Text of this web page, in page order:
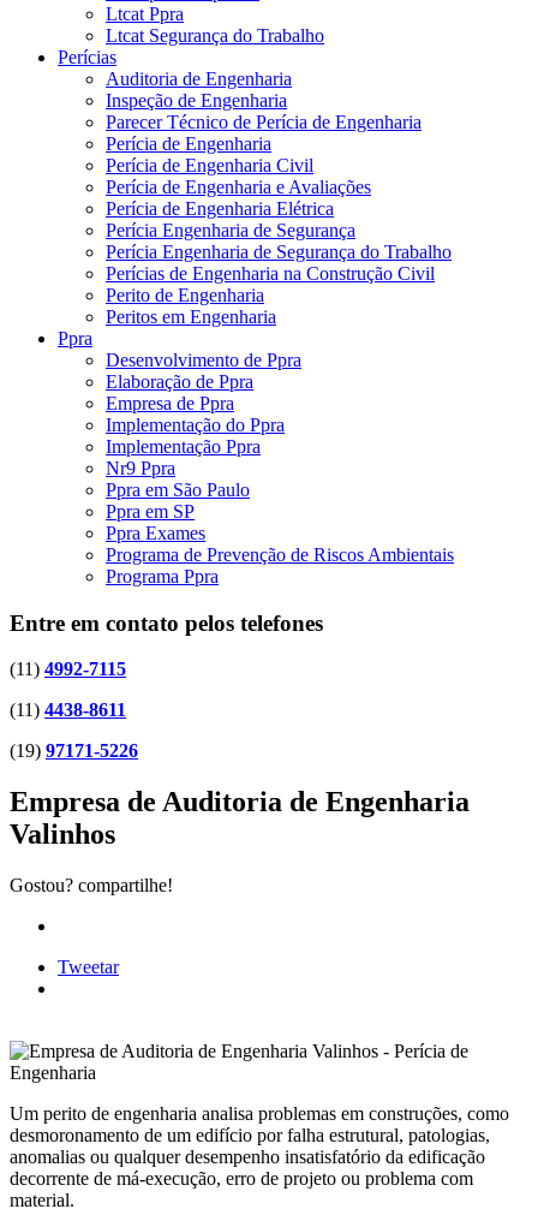
Ltcat Ppra
Ltcat Segurança do Trabalho
Perícias
Auditoria de Engenharia
Inspeção de Engenharia
Parecer Técnico de Perícia de Engenharia
Perícia de Engenharia
Perícia de Engenharia Civil
Perícia de Engenharia e Avaliações
Perícia de Engenharia Elétrica
Perícia Engenharia de Segurança
Perícia Engenharia de Segurança do Trabalho
Perícias de Engenharia na Construção Civil
Perito de Engenharia
Peritos em Engenharia
Ppra
Desenvolvimento de Ppra
Elaboração de Ppra
Empresa de Ppra
Implementação do Ppra
Implementação Ppra
Nr9 Ppra
Ppra em São Paulo
Ppra em SP
Ppra Exames
Programa de Prevenção de Riscos Ambientais
Programa Ppra
Entre em contato pelos telefones
(11) 4992-7115
(11) 4438-8611
(19) 97171-5226
Empresa de Auditoria de Engenharia
Valinhos
Gostou? compartilhe!
Tweetar
Um perito de engenharia analisa problemas em construções, como
desmoronamento de um edifício por falha estrutural, patologias,
anomalias ou qualquer desempenho insatisfatório da edificação
decorrente de má-execução, erro de projeto ou problema com
material.